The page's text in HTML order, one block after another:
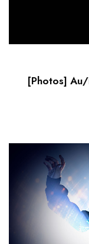
[Photos] Au/